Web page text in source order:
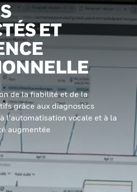
ET
de la fiabilité et de la
grâce aux diagnostics
l’automatisation vocale et à la
augmentée